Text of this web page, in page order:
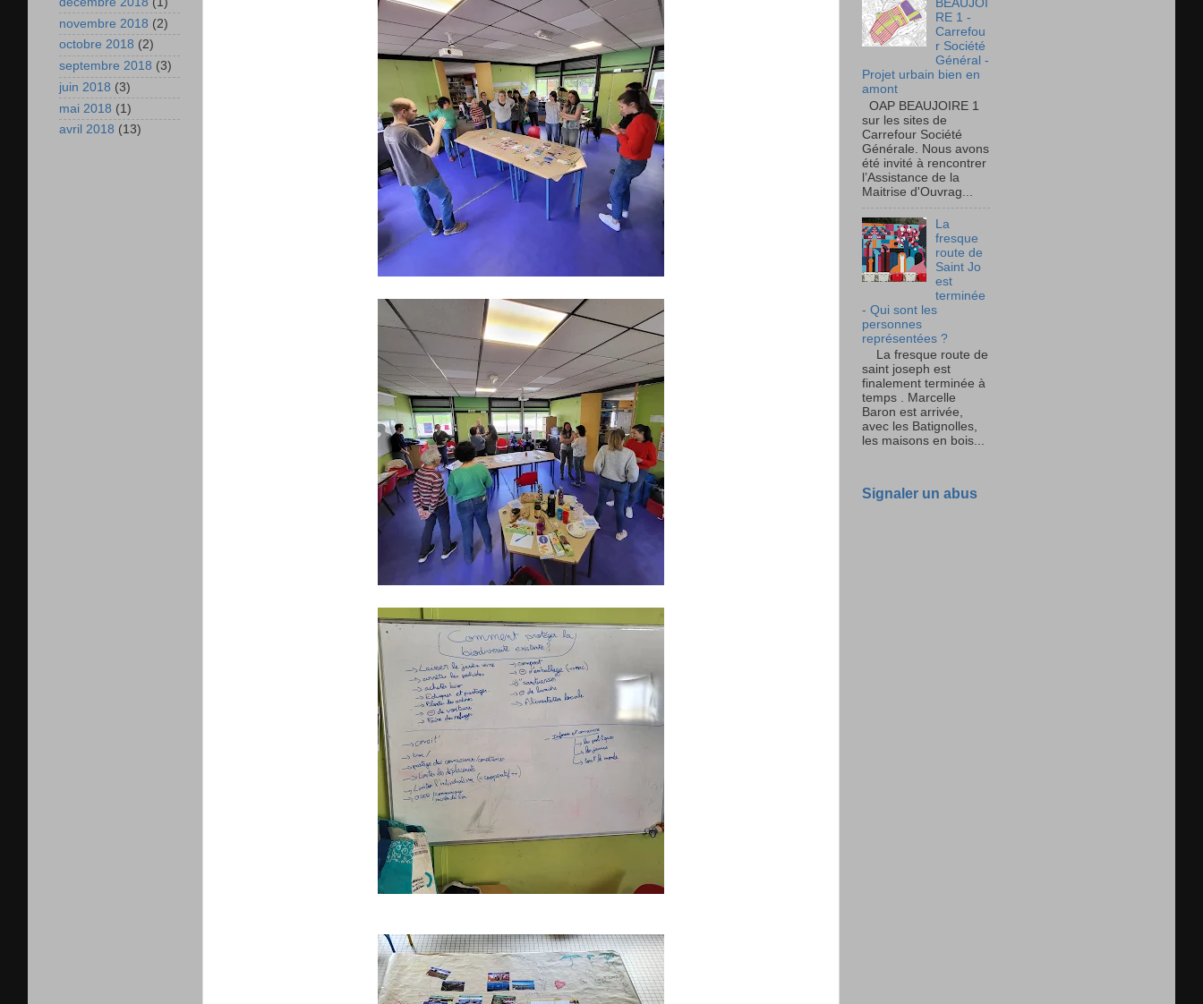
novembre 2018 (2)
octobre 2018 (2)
septembre 2018 (3)
juin 2018 (3)
mai 2018 (1)
avril 2018 (13)
BEAUJOI
RE 1 -
Carrefou
r Société
Général -
Projet urbain bien en
amont
OAP BEAUJOIRE 1
sur les sites de
Carrefour Société
Générale. Nous avons
été invité à rencontrer
l’Assistance de la
Maitrise d'Ouvrag...
La
fresque
route de
Saint Jo
est
terminée
- Qui sont les
personnes
représentées ?
La fresque route de
saint joseph est
finalement terminée à
temps . Marcelle
Baron est arrivée,
avec les Batignolles,
les maisons en bois...
Signaler un abus